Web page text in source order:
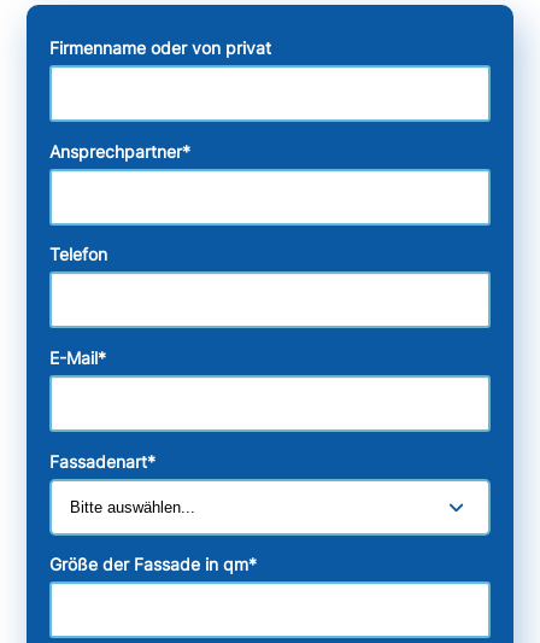
Firmenname oder von privat
Ansprechpartner*
Telefon
E-Mail*
Fassadenart*
Größe der Fassade in qm*